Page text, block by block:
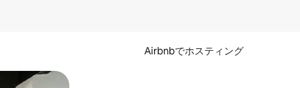
Airbnbでホスティング